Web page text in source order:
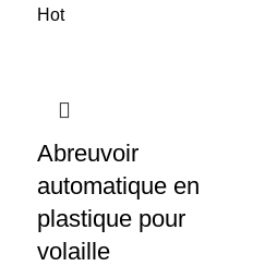
Hot
Abreuvoir
automatique en
plastique pour
volaille